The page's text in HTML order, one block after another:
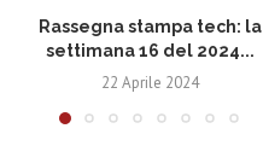
Rassegna stampa tech: la
settimana 16 del 2024...
22 Aprile 2024